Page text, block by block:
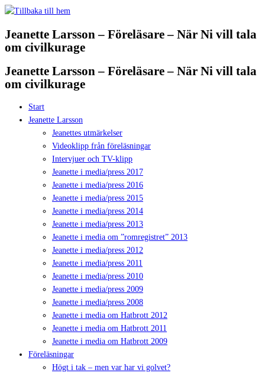
Hoppa
innehåll
Jeanette Larsson – Föreläsare – När Ni vill tala
om civilkurage
Jeanette Larsson – Föreläsare – När Ni vill tala
om civilkurage
Start
Jeanette Larsson
Jeanettes utmärkelser
Videoklipp från föreläsningar
Intervjuer och TV-klipp
Jeanette i media/press 2017
Jeanette i media/press 2016
Jeanette i media/press 2015
Jeanette i media/press 2014
Jeanette i media/press 2013
Jeanette i media om ”romregistret” 2013
Jeanette i media/press 2012
Jeanette i media/press 2011
Jeanette i media/press 2010
Jeanette i media/press 2009
Jeanette i media/press 2008
Jeanette i media om Hatbrott 2012
Jeanette i media om Hatbrott 2011
Jeanette i media om Hatbrott 2009
Föreläsningar
Högt i tak – men var har vi golvet?